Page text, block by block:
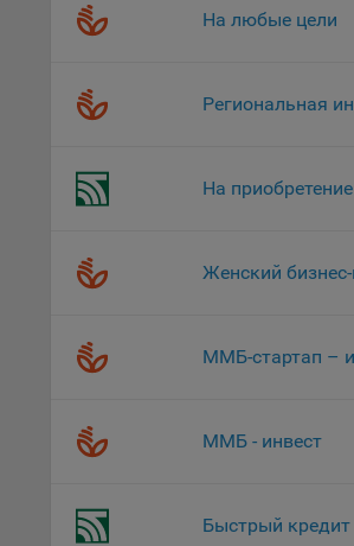
На любые цели
Региональная
На
Женский
ММБ-стартап –
ММБ - инвест
Быстрый